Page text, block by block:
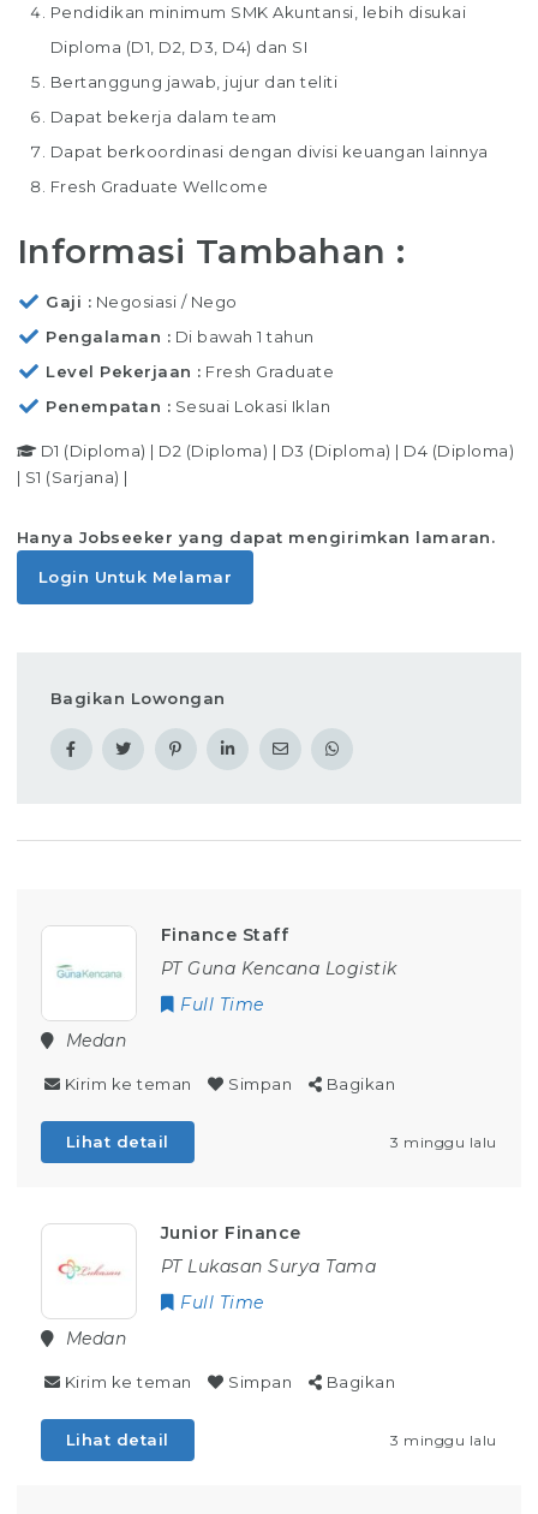
Pendidikan minimum SMK Akuntansi, lebih disukai
Diploma (D1, D2, D3, D4) dan SI
Bertanggung jawab, jujur dan teliti
Dapat bekerja dalam team
Dapat berkoordinasi dengan divisi keuangan lainnya
Fresh Graduate Wellcome
Informasi Tambahan :
Gaji
Negosiasi / Nego
Pengalaman
Di bawah 1 tahun
Level Pekerjaan
Fresh Graduate
Penempatan
Sesuai Lokasi Iklan
D1 (Diploma) | D2 (Diploma) | D3 (Diploma) | D4 (Diploma)
| S1 (Sarjana) |
Hanya Jobseeker yang dapat mengirimkan lamaran.
Login Untuk Melamar
Bagikan Lowongan
Finance Staff
PT Guna Kencana Logistik
Full Time
Medan
Kirim ke teman Simpan Bagikan
Lihat detail 3 minggu lalu
Junior Finance
PT Lukasan Surya Tama
Full Time
Medan
Kirim ke teman Simpan Bagikan
Lihat detail 3 minggu lalu